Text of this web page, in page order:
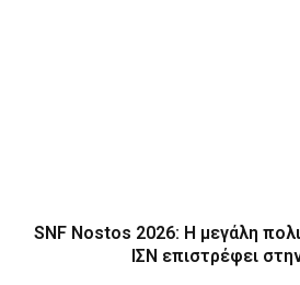
SNF Nostos 2026: Η μεγάλη
ΙΣΝ επιστρέφει